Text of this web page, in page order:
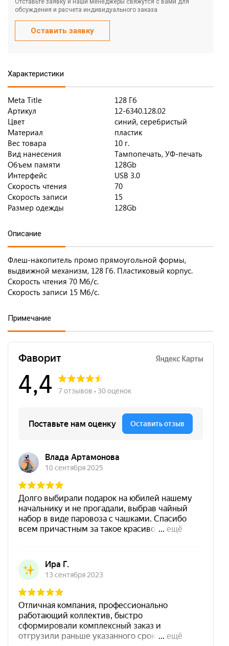
Отставьте заявку и наши менеджеры свяжутся с вами для
обсуждения и расчета индивидуального заказа
Оставить заявку
Характеристики
Meta Title
128 Гб
Артикул
12-6340.128.02
Цвет
синий, серебристый
Материал
пластик
Вес товара
10 г.
Вид нанесения
Тампопечать, УФ-печать
Объем памяти
128Gb
Интерфейс
USB 3.0
Скорость чтения
70
Скорость записи
15
Размер одежды
128Gb
Описание
Флеш-накопитель промо прямоугольной формы,
выдвижной механизм, 128 Гб. Пластиковый корпус.
Cкорость чтения 70 Мб/c.
Скорость записи 15 Мб/c.
Примечание